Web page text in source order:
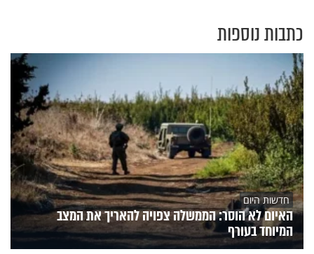
כתבות נוספות
חדשות היום
האיום לא הוסר: הממשלה צפויה להאריך את המצב
המיוחד בעורף